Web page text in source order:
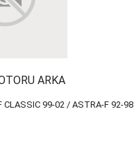
ARKA
CLASSIC 99-02 / ASTRA-F 92-98